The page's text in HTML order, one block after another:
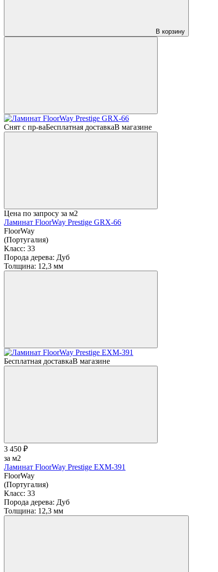
В корзину
Снят с пр-ваБесплатная доставкаВ магазине
Цена по запросу за м2
Ламинат FloorWay Prestige GRX-66
FloorWay
(Португалия)
Класс: 33
Порода дерева: Дуб
Толщина: 12,3 мм
Бесплатная доставкаВ магазине
3 450 ₽
за м2
Ламинат FloorWay Prestige EXM-391
FloorWay
(Португалия)
Класс: 33
Порода дерева: Дуб
Толщина: 12,3 мм